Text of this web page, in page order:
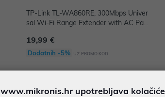
TP-Link TL-WA860RE, 300Mbps Univer
sal Wi-Fi Range Extender with AC Pass
19,99 €
Dodatnih -5% uz PROMO KOD
www.mikronis.hr upotrebljava kolačiće